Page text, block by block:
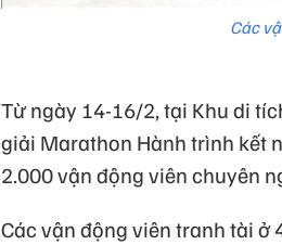
Các
Từ ngày 14-16/2, tại Khu di
giải Marathon Hành trình kết
2.000 vận động viên chuyên
Các vận động viên tranh tài ở